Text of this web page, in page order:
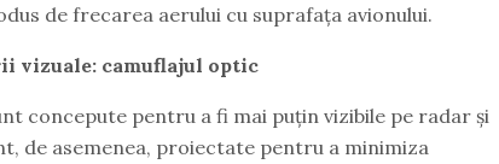
de frecarea aerului cu suprafața avionului.
vizuale: camuflajul optic
concepute pentru a fi mai puțin vizibile pe radar și
de asemenea, proiectate pentru a minimiza